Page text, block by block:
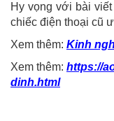
Hy vọng với bài
chiếc điện thoại cũ
Xem thêm: Kinh
Xem thêm: https://
dinh.html